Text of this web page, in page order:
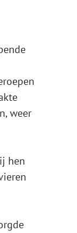
weer
hen